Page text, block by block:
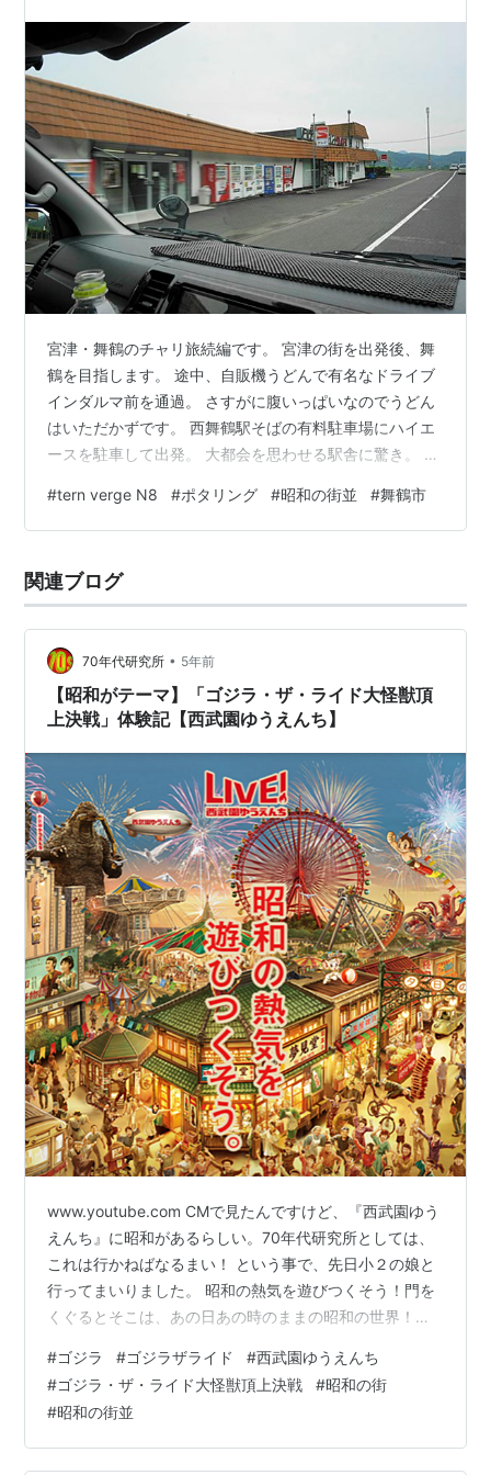
宮津・舞鶴のチャリ旅続編です。 宮津の街を出発後、舞
鶴を目指します。 途中、自販機うどんで有名なドライブ
インダルマ前を通過。 さすがに腹いっぱいなのでうどん
はいただかずです。 西舞鶴駅そばの有料駐車場にハイエ
ースを駐車して出発。 大都会を思わせる駅舎に驚き。 だ
渋喫茶も生き残ってますよ。 あっちには昭和の商店街が
見えます。昭和のオッサンは引き寄せられます。 ストビ
い。 その先には激渋銭湯の若の湯さん。
kokintnb.wixsite.com 登録有形文化財。これはすごい、
#tern verge N8 #ポタリング #昭和の街並 #舞鶴市
関連ブログ
70年代研究所 • 5年前
【昭和がテーマ】「ゴジラ・ザ・ライド大怪獣頂
上決戦」体験記【西武園ゆうえんち】
www.youtube.com CMで見たんですけど、『西武園ゆう
えんち』に昭和があるらしい。70年代研究所としては、
これは行かねばなるまい！ という事で、先日小２の娘と
行ってまいりました。 昭和の熱気を遊びつくそう！門を
くぐるとそこは、あの日あの時のままの昭和の世界！人
の展開！心を揺さぶり熱くするアトラクションの数々！
さぁ、熱気あふれる最高の1日を遊びつくそう！ というキ
ャッチコピーの「夕日の丘商店街」。1960年代の街並み
を再現しております！ 細部までこだわっていて楽しいな
#ゴジラ #ゴジラザライド #西武園ゆうえんち
#ゴジラ・ザ・ライド大怪獣頂上決戦 #昭和の街
#昭和の街並